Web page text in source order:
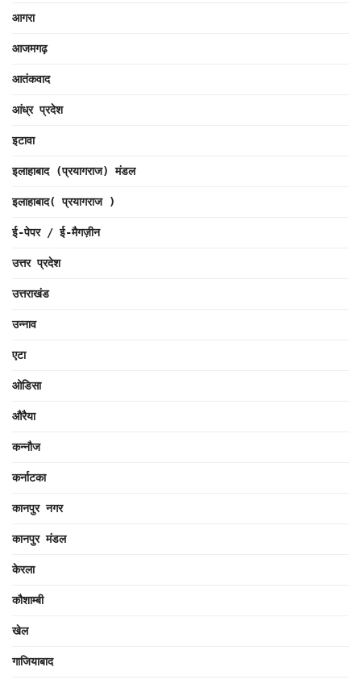
आगरा
आजमगढ़
आतंकवाद
आंध्र प्रदेश
इटावा
इलाहाबाद (प्रयागराज) मंडल
इलाहाबाद( प्रयागराज )
ई-पेपर / ई-मैगज़ीन
उत्तर प्रदेश
उत्तराखंड
उन्नाव
एटा
ओडिसा
औरैया
कन्नौज
कर्नाटका
कानपुर नगर
कानपुर मंडल
केरला
कौशाम्बी
खेल
गाजियाबाद